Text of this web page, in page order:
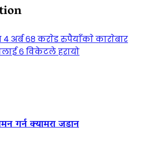
अर्ब ६८ कराेड रुपैयाँकाे काराेबार
६ विकेटले हरायो
गर्न क्यामरा जडान